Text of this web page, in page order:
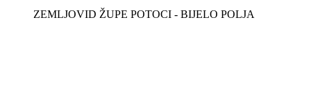
ZEMLJOVID ŽUPE POTOCI - BIJELO POLJA